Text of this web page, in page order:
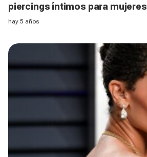
piercings íntimos para mujeres
hay 5 años